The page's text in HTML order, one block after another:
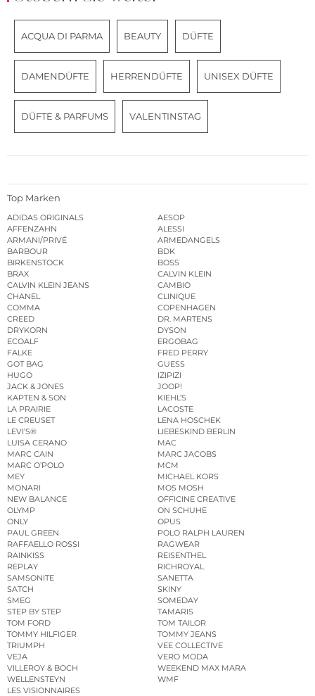
ACQUA DI PARMA BEAUTY DÜFTE
DAMENDÜFTE HERRENDÜFTE UNISEX DÜFTE
DÜFTE & PARFUMS VALENTINSTAG
Top Marken
ADIDAS ORIGINALS
AESOP
AFFENZAHN
ALESSI
ARMANI/PRIVÉ
ARMEDANGELS
BARBOUR
BDK
BIRKENSTOCK
BOSS
BRAX
CALVIN KLEIN
CALVIN KLEIN JEANS
CAMBIO
CHANEL
CLINIQUE
COMMA
COPENHAGEN
CREED
DR. MARTENS
DRYKORN
DYSON
ECOALF
ERGOBAG
FALKE
FRED PERRY
GOT BAG
GUESS
HUGO
IZIPIZI
JACK & JONES
JOOP!
KAPTEN & SON
KIEHL’S
LA PRAIRIE
LACOSTE
LE CREUSET
LENA HOSCHEK
LEVI’S®
LIEBESKIND BERLIN
LUISA CERANO
MAC
MARC CAIN
MARC JACOBS
MARC O’POLO
MCM
MEY
MICHAEL KORS
MONARI
MOS MOSH
NEW BALANCE
OFFICINE CREATIVE
OLYMP
ON SCHUHE
ONLY
OPUS
PAUL GREEN
POLO RALPH LAUREN
RAFFAELLO ROSSI
RAGWEAR
RAINKISS
REISENTHEL
REPLAY
RICHROYAL
SAMSONITE
SANETTA
SATCH
SKINY
SMEG
SOMEDAY
STEP BY STEP
TAMARIS
TOM FORD
TOM TAILOR
TOMMY HILFIGER
TOMMY JEANS
TRIUMPH
VEE COLLECTIVE
VEJA
VERO MODA
VILLEROY & BOCH
WEEKEND MAX MARA
WELLENSTEYN
WMF
LES VISIONNAIRES